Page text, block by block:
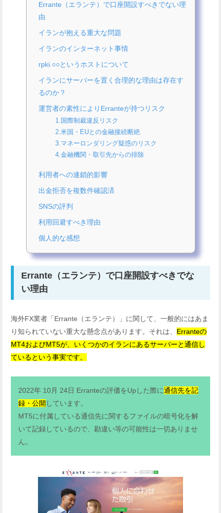
Errante（エランテ）で口座開設すべきでない理
由
イランが抱える重大な問題
イランのインターネット事情
rpki.○○というホストについて
イランにサーバーを置く合理的な理由は存在す
るのか？
運営者の素性によりErranteが持つリスク
1.国際制裁違反リスク
2.米国・EUとの金融接続断絶
3.マネーロンダリング疑惑のリスク
4.金融機関・取引先からの排除
利用者への連鎖的影響
出金拒否を複数件確認済
SNSの評判
利用回避すべき理由
個人的な感想
Errante（エランテ）で口座開設すべきでな
い理由
海外FX業者「Errante（エランテ）」に関して、一般的にはあま
り知られていない重大な懸念点があります。それは、 Erranteの
MT4およびMT5が、いくつかのイランにあるサーバーと通信し
ているという事実です。
2022年 10月 24日 Erranteの評価をUpした際に通信先を記
録・公開 しています。
MT5に付属している通信先に関するファイルの暗号化を解
いて記録しているので、勘違い等の可能性は一切ありませ
ん。